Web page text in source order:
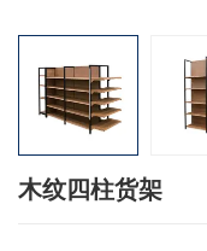
木纹四柱货架